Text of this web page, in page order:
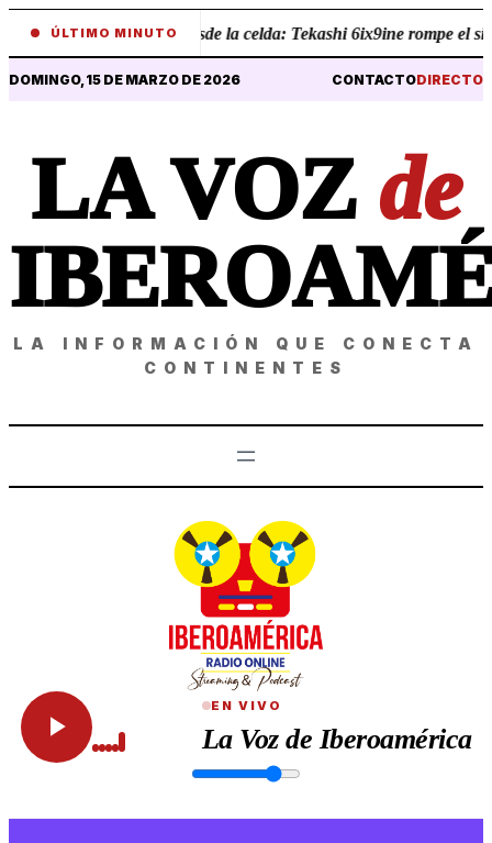
ÚLTIMO MINUTO
• Revelaciones desde la celda: Tekashi 6ix9ine rompe el
DOMINGO, 15 DE MARZO DE 2026 CONTACTODIRECTO
LA VOZ de
LA INFORMACIÓN QUE CONECTA
CONTINENTES
EN VIVO
La Voz de Iberoamérica